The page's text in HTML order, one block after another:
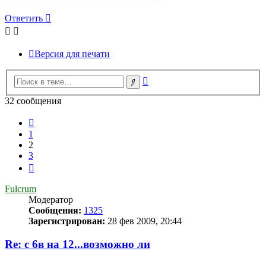
Ответить
Версия для печати
Поиск
32 сообщения
1
2
3
Fulcrum
Модератор
Сообщения: 1325
Зарегистрирован: 28 фев 2009, 20:44
Re: с 6в на 12...возможно ли